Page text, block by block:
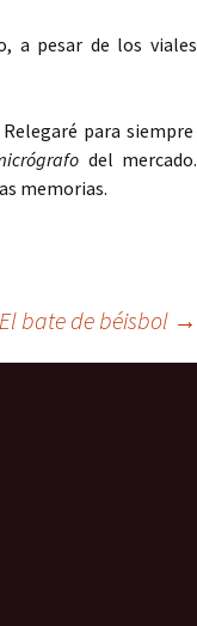
apuesta
miedo
a pesar de los viales
para siempre
del mercado.
memorias.
El bate de béisbol →